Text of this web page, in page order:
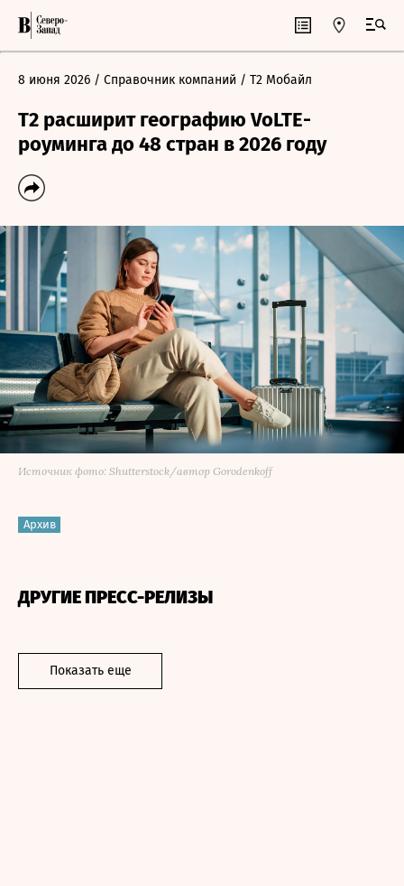
8 июня 2026 / Справочник компаний / Т2 Мобайл
Т2 расширит географию VoLTE-
роуминга до 48 стран в 2026 году
Источник фото: Shutterstock/автор Gorodenkoff
Архив
ДРУГИЕ ПРЕСС-РЕЛИЗЫ
Показать еще